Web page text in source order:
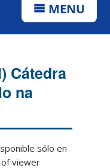
MENU
Cátedra
na
sólo en
of viewer